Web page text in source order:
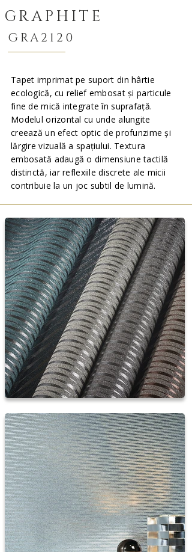
GRAPHITE
GRA2120
Tapet imprimat pe suport din hârtie
ecologică, cu relief embosat și particule
fine de mică integrate în suprafață.
Modelul orizontal cu unde alungite
creează un efect optic de profunzime și
lărgire vizuală a spațiului. Textura
embosată adaugă o dimensiune tactilă
distinctă, iar reflexiile discrete ale micii
contribuie la un joc subtil de lumină.